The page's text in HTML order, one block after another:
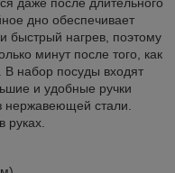
дно обеспечивает
быстрый нагрев, поэтому
минут после того, как
В набор посуды входят
и удобные ручки
нержавеющей стали.
руках.